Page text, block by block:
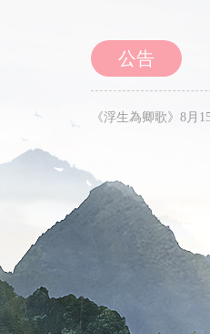
公告
《浮生為卿歌》8月